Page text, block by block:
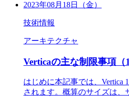
2023年08月18日（金）
技術情報
アーキテクチャ
Verticaの主な制限事項（
はじめに本記事では、Vertica
されます。概算のサイズは、